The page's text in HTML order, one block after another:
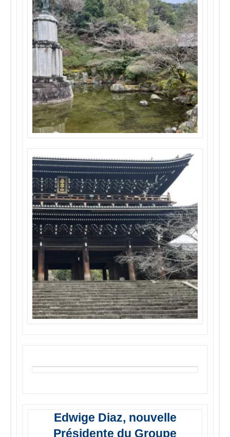
Edwige Diaz, nouvelle
Présidente du Groupe